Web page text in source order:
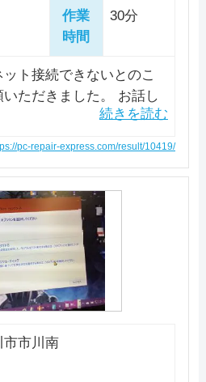
ニューを見る
イトを見る
・お問い合わせ
533-117
詳細は公式HPでご確認ください。
ル（旧：ドクター・ホームネット）
お問い合わせ
523-7618
詳細は公式HPでご確認ください。
引用元：PCデポ
店舗へ持ち込む「持込修
ッフがご希望の場所へ訪問
を行う「出張修理」、パソ
けで修理ができる「宅配修
修理は全国に対応してお
能です。 千葉県で店舗持
のは千葉市にある「千葉中
がかからないので、お近く
み修理を検討してみてはい
に電話予約が必要とのこと
でトラブル内容や持ち込み
さい。 WindowsからMac
ータが消えた等の様々なト
す。 この業者は一度利用
を無料で受けていたり、修
夜間にもできるだけお客様
する、とホームページに記
ですのでパソコンがおかし
してみてはいかがでしょう
メニューを見る
イトを見る
イル決済
法人対応可
日対応可
全メーカー対応
コン販売
ア
ソコンの液晶修理に特化し
す。宅配修理を中心に全国
当日修理が可能となってい
いの方は持ち込み修理も
お問い合わせ
240-499
イル決済
法人対応可
対応可
全メーカー対応
コン販売
リア
/埼玉県/新潟県/長野県/愛
庫県/広島県/福岡県
を見る
サイトを見る
321-6225
法人対応可
対応可
全メーカー対応
コン販売
作業
時間
30分
ト接続できないとのこ
いただきました。 お話し
ると無線LAN接続が旧に途
こと。 診断で設定を確認
蔵子機が動作していませ
ドライバーを削除して再
ル実施。 無線LAN接続設
し、正常にインターネッ
ることを確認いたしまし
pc-repair-express.com/result/10419/
市市川南